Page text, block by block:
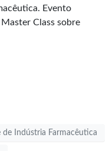
Evento
Class sobre
de Indústria Farmacêutica